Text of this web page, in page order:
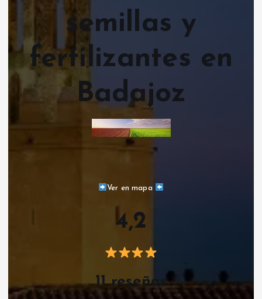
semillas y
fertilizantes en
Badajoz
Ver en mapa
4,2
11 reseñas